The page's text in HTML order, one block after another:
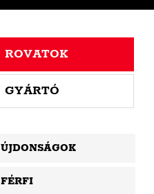
ROVATOK
GYÁRTÓ
ÚJDONSÁGOK
FÉRFI